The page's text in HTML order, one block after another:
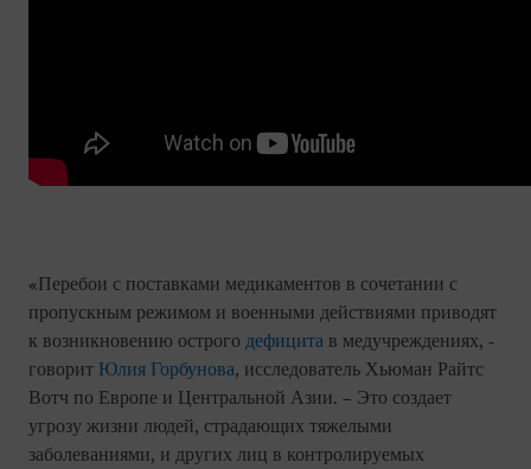
«Перебои с поставками медикаментов в сочетании с
пропускным режимом и военными действиями приводят
к возникновению острого дефицита в медучреждениях, -
говорит Юлия Горбунова, исследователь Хьюман Райтс
Вотч по Европе и Центральной Азии. – Это создает
угрозу жизни людей, страдающих тяжелыми
заболеваниями, и других лиц в контролируемых